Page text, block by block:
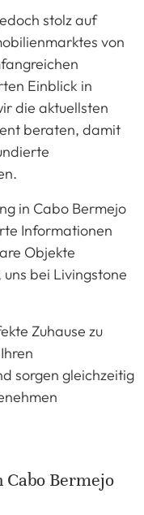
stolz auf
von
Einblick in
die aktuellsten
beraten, damit
in Cabo Bermejo
Informationen
Objekte
bei Livingstone
Zuhause zu
sorgen gleichzeitig
Bermejo